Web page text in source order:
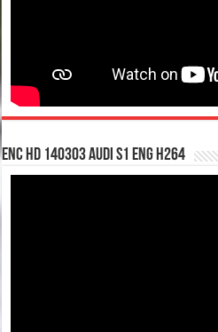
enc hd 140303 Audi S1 ENG H264